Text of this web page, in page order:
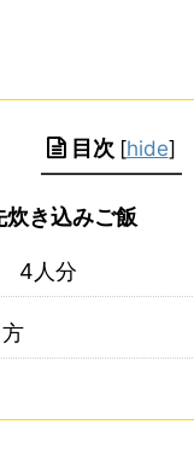
目次 [hide]
炊き込みご飯
4人分